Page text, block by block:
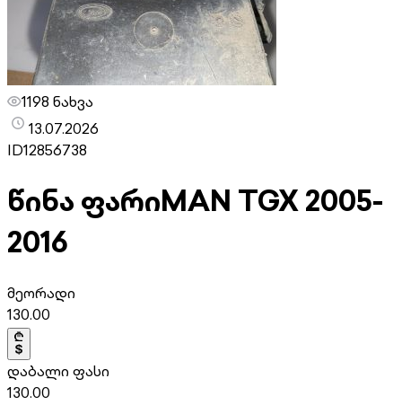
1198 ნახვა
13.07.2026
ID12856738
წინა ფარიMAN TGX 2005-
2016
მეორადი
130.00
დაბალი ფასი
130.00